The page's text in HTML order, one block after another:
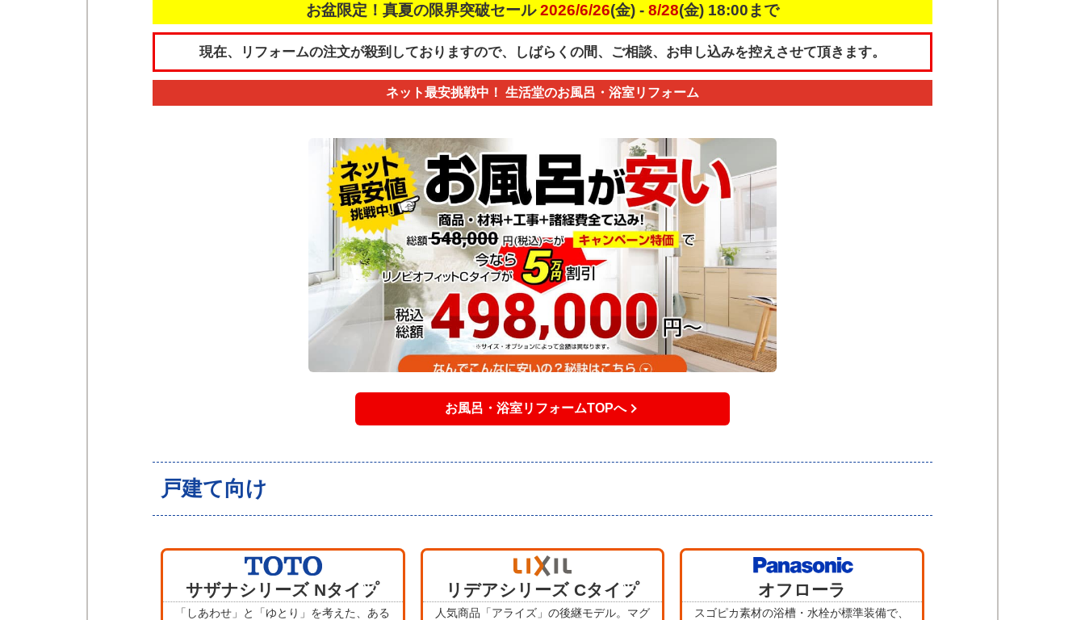
お盆限定！真夏の限界突破セール2026/6/26(金) - 8/28(金) 18:00まで
現在、リフォームの注文が殺到しておりますので、しばらくの間、ご相談、お申し込みを控えさせて頂きます。
ネット最安挑戦中！ 生活堂のお風呂・浴室リフォーム
お風呂・浴室リフォームTOPへ
戸建て向け
サザナシリーズ Nタイプ
「しあわせ」と「ゆとり」を考えた、ある
No.1 リデアシリーズ Cタイプ
人気商品「アライズ」の後継モデル。マグ
No.4 オフローラ
スゴピカ素材の浴槽・水栓が標準装備で、